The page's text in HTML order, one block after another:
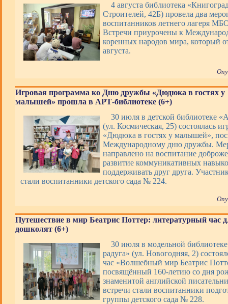
4 августа библиотека
Строителей, 42Б) провела два
воспитанников летнего лагеря
Встречи приурочены к
коренных народов мира, который
августа.
Игровая программа ко Дню дружбы «Дюдюка в гостях у
малышей» прошла в АРТ-библиотеке (6+)
30 июля в детской библиотеке
(ул. Космическая, 25) состоялась
«Дюдюка в гостях у малышей»,
Международному дню дружбы.
направлено на воспитание
развитие коммуникативных
поддерживать друг друга.
стали воспитанники детского сада № 224.
Путешествие в мир Беатрис Поттер: литературный час
дошколят (6+)
30 июля в модельной
радуга» (ул. Новогодняя, 2)
час «Волшебный мир Беатрис
посвящённый 160-летию со дня
знаменитой английской
встречи стали воспитанники
группы детского сада № 228.